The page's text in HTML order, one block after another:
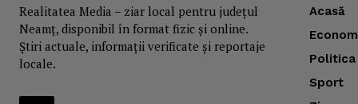
Realitatea Media – ziar local pentru județul
Neamț, disponibil în format fizic și online.
Știri actuale, informații verificate și reportaje
locale.
Acasă
Politica
Sport